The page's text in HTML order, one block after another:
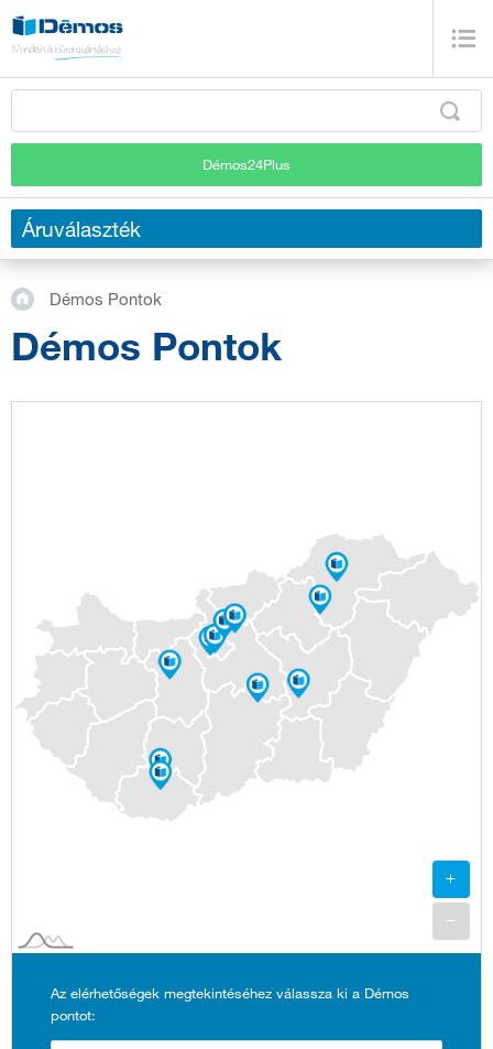
Démos24Plus
Áruválaszték
Démos Pontok
Démos Pontok
Az elérhetőségek megtekintéséhez válassza ki a Démos
pontot: